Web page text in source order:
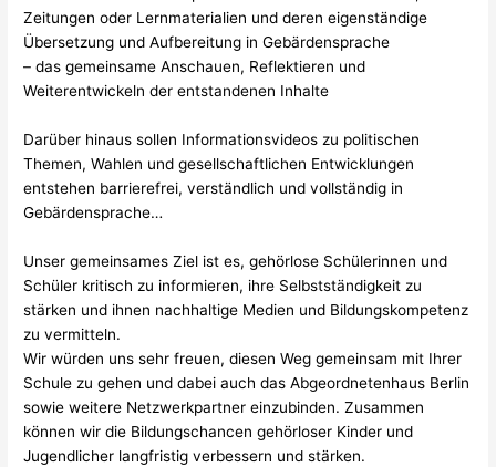
Zeitungen oder Lernmaterialien und deren eigenständige
Übersetzung und Aufbereitung in Gebärdensprache
– das gemeinsame Anschauen, Reflektieren und
Weiterentwickeln der entstandenen Inhalte
Darüber hinaus sollen Informationsvideos zu politischen
Themen, Wahlen und gesellschaftlichen Entwicklungen
entstehen barrierefrei, verständlich und vollständig in
Gebärdensprache…
Unser gemeinsames Ziel ist es, gehörlose Schülerinnen und
Schüler kritisch zu informieren, ihre Selbstständigkeit zu
stärken und ihnen nachhaltige Medien und Bildungskompetenz
zu vermitteln.
Wir würden uns sehr freuen, diesen Weg gemeinsam mit Ihrer
Schule zu gehen und dabei auch das Abgeordnetenhaus Berlin
sowie weitere Netzwerkpartner einzubinden. Zusammen
können wir die Bildungschancen gehörloser Kinder und
Jugendlicher langfristig verbessern und stärken.